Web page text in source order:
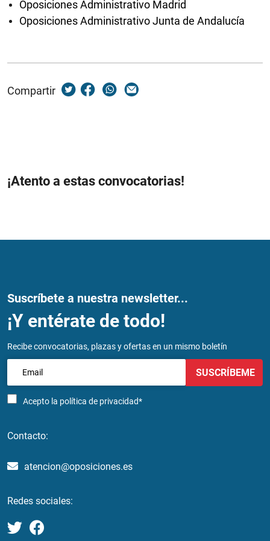
Oposiciones Administrativo Madrid
Oposiciones Administrativo Junta de Andalucía
Compartir
¡Atento a estas convocatorias!
Suscríbete a nuestra newsletter...
¡Y entérate de todo!
Recibe convocatorias, plazas y ofertas en un mismo boletín
Acepto la política de privacidad*
SUSCRÍBEME
Contacto:
atencion@oposiciones.es
Redes sociales: